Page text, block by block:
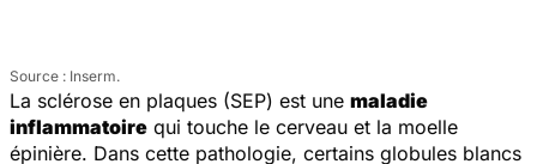
Source : Inserm.
La sclérose en plaques (SEP) est une maladie
inflammatoire qui touche le cerveau et la moelle
épinière. Dans cette pathologie, certains globules blancs